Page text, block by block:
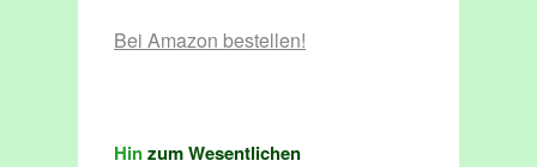
Bei Amazon bestellen!
Hinzum Wesentlichen